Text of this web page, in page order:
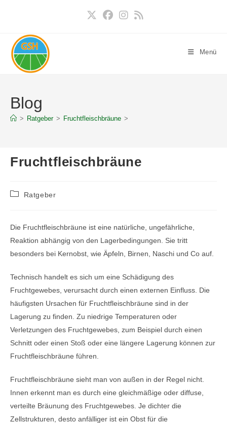
Menü
Blog
> Ratgeber > Fruchtfleischbräune >
Fruchtfleischbräune
Beitrags-
Ratgeber
Die Fruchtfleischbräune ist eine natürliche, ungefährliche,
Reaktion abhängig von den Lagerbedingungen. Sie tritt
besonders bei Kernobst, wie Äpfeln, Birnen, Naschi und Co auf.
Technisch handelt es sich um eine Schädigung des
Fruchtgewebes, verursacht durch einen externen Einfluss. Die
häufigsten Ursachen für Fruchtfleischbräune sind in der
Lagerung zu finden. Zu niedrige Temperaturen oder
Verletzungen des Fruchtgewebes, zum Beispiel durch einen
Schnitt oder einen Stoß oder eine längere Lagerung können zur
Fruchtfleischbräune führen.
Fruchtfleischbräune sieht man von außen in der Regel nicht.
Innen erkennt man es durch eine gleichmäßige oder diffuse,
verteilte Bräunung des Fruchtgewebes. Je dichter die
Zellstrukturen, desto anfälliger ist ein Obst für die